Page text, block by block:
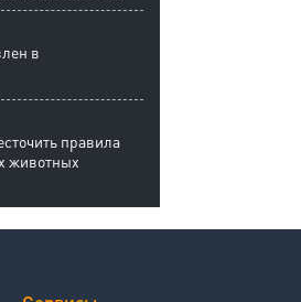
в
правила
животных